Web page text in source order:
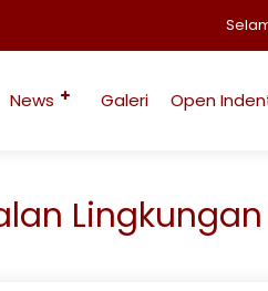
Selamat
News Galeri Open